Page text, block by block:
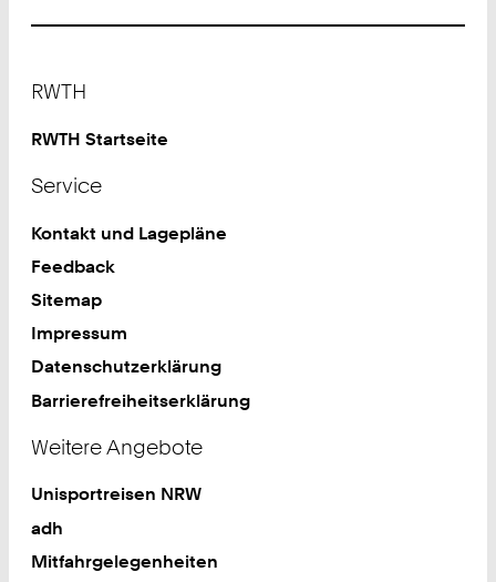
RWTH
RWTH Startseite
Service
Kontakt und Lagepläne
Feedback
Sitemap
Impressum
Datenschutzerklärung
Barrierefreiheitserklärung
Weitere Angebote
Unisportreisen NRW
adh
Mitfahrgelegenheiten